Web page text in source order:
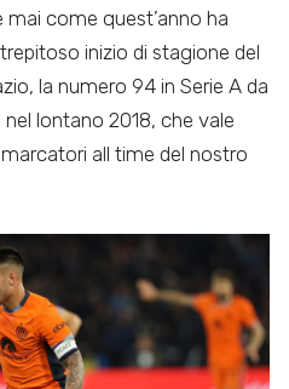
come quest’anno ha
inizio di stagione del
la numero 94 in Serie A da
lontano 2018, che vale
all time del nostro